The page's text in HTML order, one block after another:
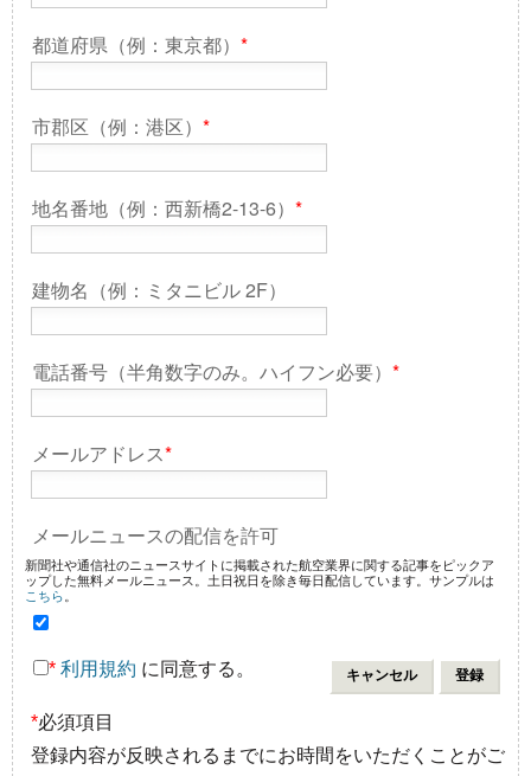
都道府県（例：東京都） *
市郡区（例：港区） *
地名番地（例：西新橋2-13-6） *
建物名（例：ミタニビル 2F）
電話番号（半角数字のみ。ハイフン必要） *
メールアドレス*
メールニュースの配信を許可
新聞社や通信社のニュースサイトに掲載された航空業界に関する記事をピックア
ップした無料メールニュース。土日祝日を除き毎日配信しています。サンプルは
こちら
* 利用規約 に同意する。
*必須項目
登録内容が反映されるまでにお時間をいただくことがご